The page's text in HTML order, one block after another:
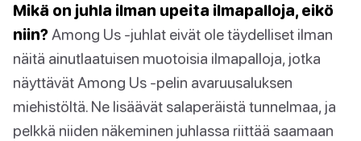
Mikä on juhla ilman upeita ilmapalloja, eikö
niin?Among Us -juhlat eivät ole täydelliset ilman
näitä ainutlaatuisen muotoisia ilmapalloja, jotka
näyttävät Among Us -pelin avaruusaluksen
miehistöltä. Ne lisäävät salaperäistä tunnelmaa, ja
pelkkä niiden näkeminen juhlassa riittää saamaan